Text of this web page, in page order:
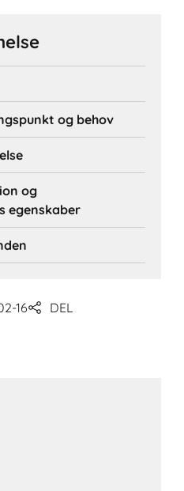
og behov
og
egenskaber
16 DEL